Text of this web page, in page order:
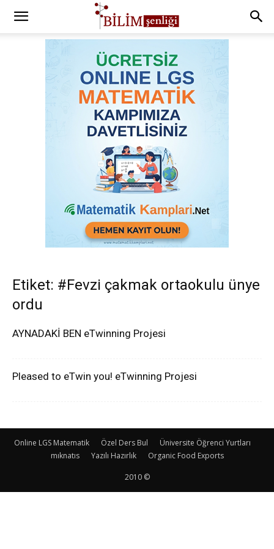
Etiket: #Fevzi çakmak ortaokulu ünye
ordu
AYNADAKİ BEN eTwinning Projesi
Pleased to eTwin you! eTwinning Projesi
Online LGS Matematik Özel Ders Bul
Üniversite Öğrenci Yurtları
mıknatıs
Yazılı Hazırlık Organic Food Exports
2010 ©